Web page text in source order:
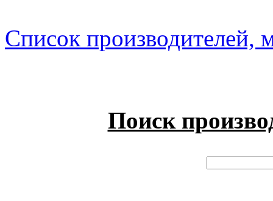
Список производителей,
Поиск